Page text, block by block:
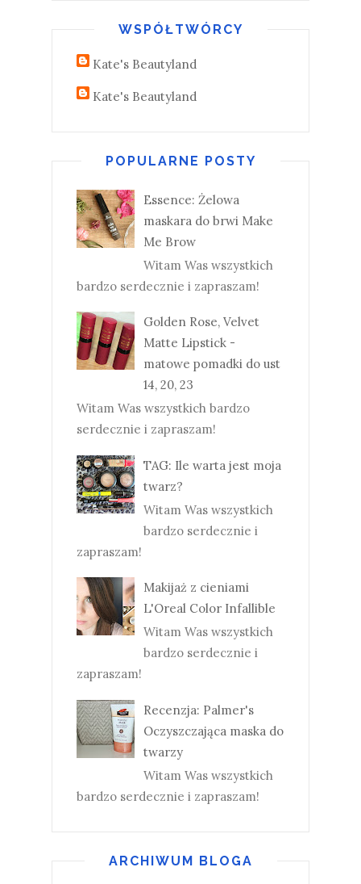
WSPÓŁTWÓRCY
Kate's Beautyland
Kate's Beautyland
POPULARNE POSTY
Essence: Żelowa
maskara do brwi Make
Me Brow
Witam Was wszystkich
bardzo serdecznie i zapraszam!
Golden Rose, Velvet
Matte Lipstick -
matowe pomadki do ust
14, 20, 23
Witam Was wszystkich bardzo
serdecznie i zapraszam!
TAG: Ile warta jest moja
twarz?
Witam Was wszystkich
bardzo serdecznie i
zapraszam!
Makijaż z cieniami
L'Oreal Color Infallible
Witam Was wszystkich
bardzo serdecznie i
zapraszam!
Recenzja: Palmer's
Oczyszczająca maska do
twarzy
Witam Was wszystkich
bardzo serdecznie i zapraszam!
ARCHIWUM BLOGA